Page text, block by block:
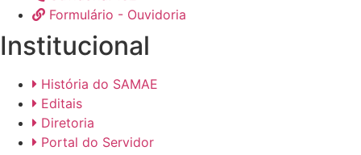
Formulário - Ouvidoria
Institucional
História do SAMAE
Editais
Diretoria
Portal do Servidor